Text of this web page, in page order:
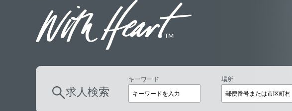
プロジェクトリーダー
求人検索
キーワード 場所